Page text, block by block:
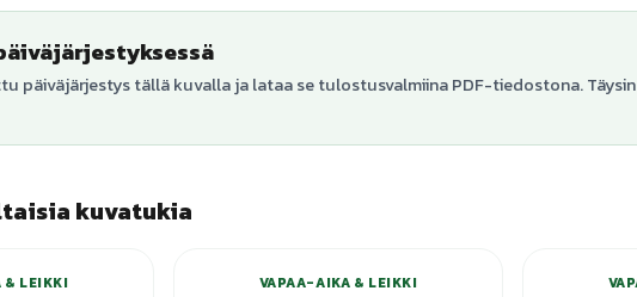
päiväjärjestys tällä kuvalla ja lataa se tulostusvalmiina PDF-tiedostona. Täysin
kuvatukia
+1varianttia
& LEIKKI VAPAA-AIKA & LEIKKI